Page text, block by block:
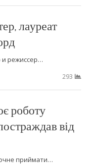
лауреат
режиссер…
293
роботу
від
приймати…